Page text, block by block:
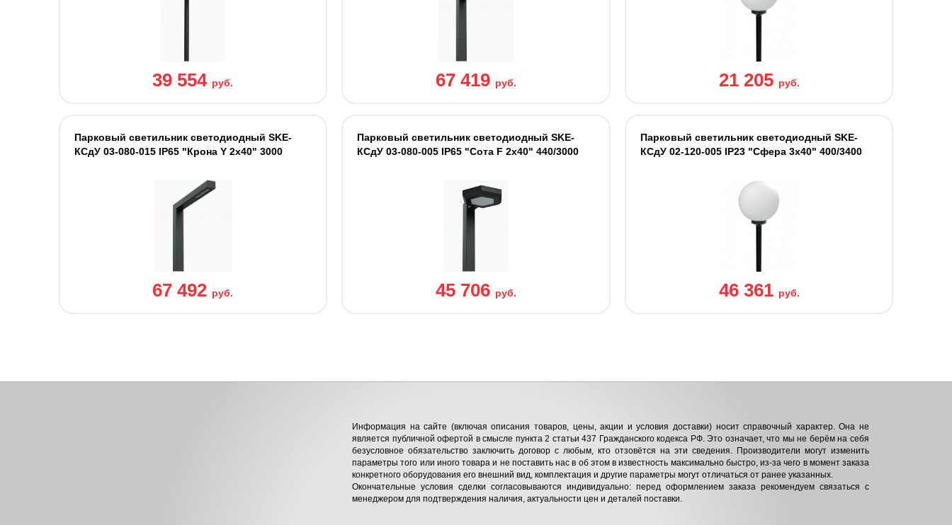
39 554 руб. 67 419 руб. 21 205 руб.
Парковый светильник светодиодный SKE-
КСдУ 03-080-015 IP65 "Крона Y 2х40" 3000
67 492 руб.
Парковый светильник светодиодный SKE-
КСдУ 03-080-005 IP65 "Сота F 2х40" 440/3000
45 706 руб.
Парковый светильник светодиодный SKE-
КСдУ 02-120-005 IP23 "Сфера 3х40" 400/3400
46 361 руб.
Информация на сайте (включая описания товаров, цены, акции и условия доставки) носит справочный характер. Она не
является публичной офертой в смысле пункта 2 статьи 437 Гражданского кодекса РФ. Это означает, что мы не берём на себя
безусловное обязательство заключить договор с любым, кто отзовётся на эти сведения. Производители могут изменить
параметры того или иного товара и не поставить нас в об этом в известность максимально быстро, из-за чего в момент заказа
конкретного оборудования его внешний вид, комплектация и другие параметры могут отличаться от ранее указанных.
Окончательные условия сделки согласовываются индивидуально: перед оформлением заказа рекомендуем связаться с
менеджером для подтверждения наличия, актуальности цен и деталей поставки.